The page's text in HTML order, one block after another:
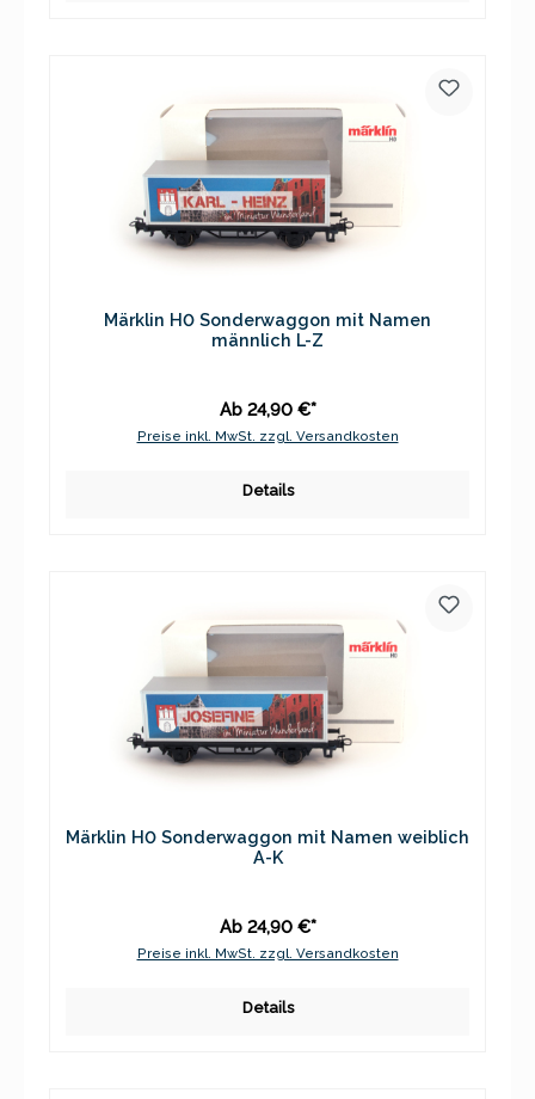
Märklin H0 Sonderwaggon mit Namen
männlich L-Z
Ab 24,90 €*
Preise inkl. MwSt. zzgl. Versandkosten
Details
Märklin H0 Sonderwaggon mit Namen weiblich
A-K
Ab 24,90 €*
Preise inkl. MwSt. zzgl. Versandkosten
Details